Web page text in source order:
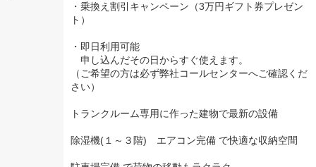
・乗換え割引キャンペーン（3万円ギフト券プレゼン
ト）
・即日利用可能
申し込んだその日からすぐ使えます。
（ご希望の方は必ず弊社コールセンターへご確認くだ
さい）
トランクルーム専用に作った建物で最新の設備
除湿機(１～３階) エアコン完備 で快適な収納空間